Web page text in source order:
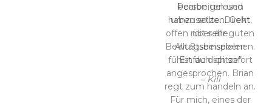
bearbeiten und
umzusetzen. Geht
über alle
Bewußtseinsebenen.
Einfach spitze“
– Kili